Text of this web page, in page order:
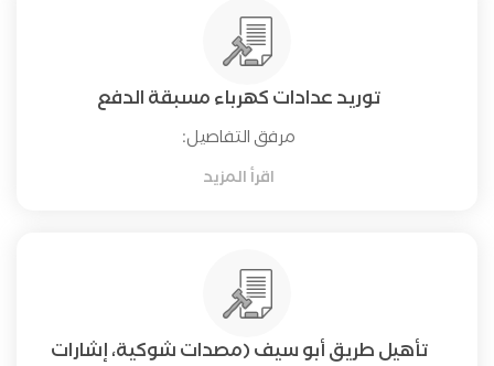
توريد عدادات كهرباء مسبقة الدفع
مرفق التفاصيل:
اقرأ المزيد
تأهيل طريق أبو سيف (مصدات شوكية، إشارات